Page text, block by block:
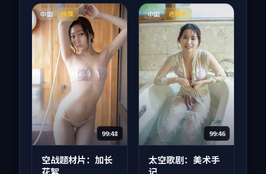
中国 独播
99:48
空战题材片：加长
花絮
中国 连载中
99:46
太空歌剧：美术手
记